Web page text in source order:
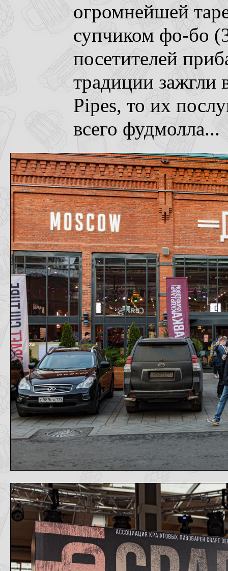
огромнейшей
супчиком фо-бо
посетителей
традиции
Pipes, то их
всего фудмолла...